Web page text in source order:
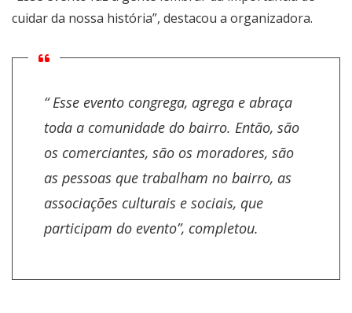
cuidar da nossa história”, destacou a organizadora.
“ Esse evento congrega, agrega e abraça
toda a comunidade do bairro. Então, são
os comerciantes, são os moradores, são
as pessoas que trabalham no bairro, as
associações culturais e sociais, que
participam do evento”, completou.